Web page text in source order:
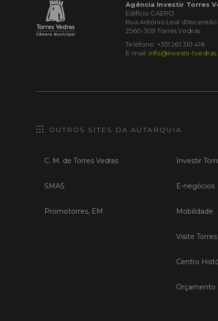
Agência Investir Torres
Edifício CAERO
Rua António Leal d'Ascensão
2560-309 Torres Vedras
Telefone: +351 261 310 418
E-mail: info@investir-
OUTROS SITES DA AUTARQUIA
C. M. de Torres Vedras
SMAS
Promotorres, EM
Investir
E-negócios
Mobilidade
Visite
Centro
Orçamento